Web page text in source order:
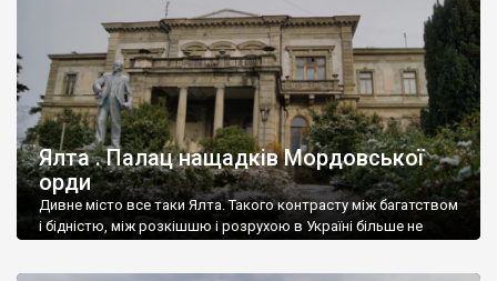
Ялта . Палац нащадків Мордовської
орди
Дивне місто все таки Ялта. Такого контрасту між багатством
і бідністю, між розкішшю і розрухою в Україні більше не